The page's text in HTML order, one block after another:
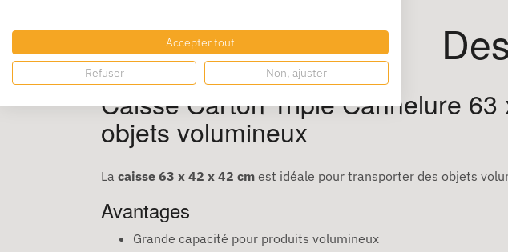
Caisse Carton Triple Cannelure
objets volumineux
La caisse 63 x 42 x 42 cm est idéale pour transporter des objets
Avantages
Grande capacité pour produits volumineux
Accepter tout
Refuser Non, ajuster